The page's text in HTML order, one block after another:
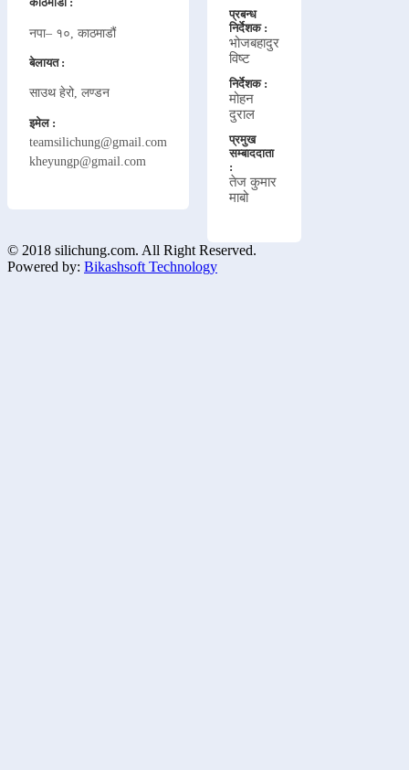
नपा– १०, काठमाडौं
बेलायत :
साउथ हेरो, लण्डन
इमेल :
teamsilichung@gmail.com
kheyungp@gmail.com
प्रबन्ध
निर्देशक :
भोजबहादुर
विष्ट
निर्देशक :
मोहन
दुराल
प्रमुख
सम्बाददाता
:
तेज कुमार
माबो
© 2018 silichung.com. All Right Reserved.
Powered by: Bikashsoft Technology